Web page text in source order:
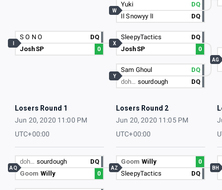
S O N O
DQ
JoshSP
0
Yuki
DQ
Il Snowyy lI
DQ
W
SleepyTactics
DQ
JoshSP
0
X
Sam Ghoul
DQ
doh… sourdough DQ
Y
AG
Losers Round 1
Jun 20, 2020 11:00 PM
UTC+00:00
Losers Round 2
Jun 20, 2020 11:05 PM
UTC+00:00
doh… sourdough
DQ
Goom Willy 0
AQ
Goom Willy
0
SleepyTactics
DQ
AZ BH